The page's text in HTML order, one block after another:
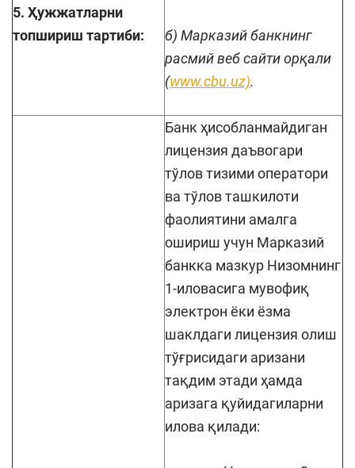
5. Ҳужжатларни
топшириш тартиби:
б) Марказий банкнинг
расмий веб сайти орқали
(www.cbu.uz).
Банк ҳисобланмайдиган
лицензия даъвогари
тўлов тизими оператори
ва тўлов ташкилоти
фаолиятини амалга
ошириш учун Марказий
банкка мазкур Низомнинг
1-иловасига мувофиқ
электрон ёки ёзма
шаклдаги лицензия олиш
тўғрисидаги аризани
тақдим этади ҳамда
аризага қуйидагиларни
илова қилади: